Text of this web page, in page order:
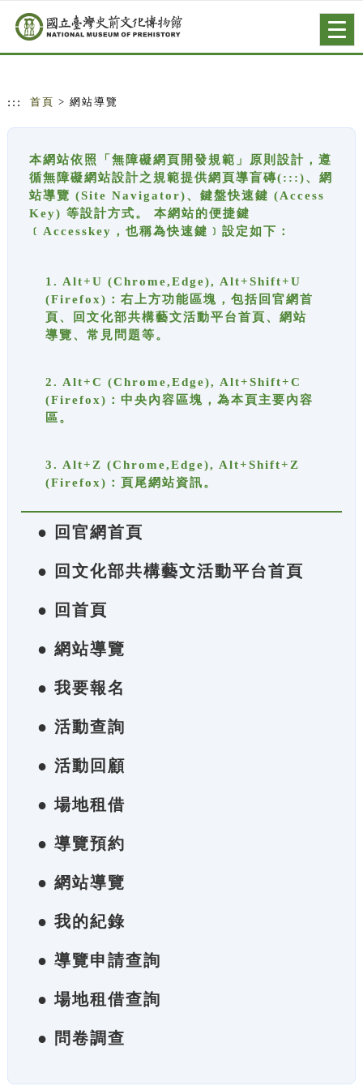
跳到主要內容
網站導覽
::: 首頁 > 網站導覽
本網站依照「無障礙網頁開發規範」原則設計，遵
循無障礙網站設計之規範提供網頁導盲磚(:::)、網
站導覽 (Site Navigator)、鍵盤快速鍵 (Access
Key) 等設計方式。 本網站的便捷鍵
﹝Accesskey，也稱為快速鍵﹞設定如下：
1. Alt+U (Chrome,Edge), Alt+Shift+U
(Firefox)：右上方功能區塊，包括回官網首
頁、回文化部共構藝文活動平台首頁、網站
導覽、常見問題等。
2. Alt+C (Chrome,Edge), Alt+Shift+C
(Firefox)：中央內容區塊，為本頁主要內容
區。
3. Alt+Z (Chrome,Edge), Alt+Shift+Z
(Firefox)：頁尾網站資訊。
● 回官網首頁
● 回文化部共構藝文活動平台首頁
● 回首頁
● 網站導覽
● 我要報名
● 活動查詢
● 活動回顧
● 場地租借
● 導覽預約
● 網站導覽
● 我的紀錄
● 導覽申請查詢
● 場地租借查詢
● 問卷調查